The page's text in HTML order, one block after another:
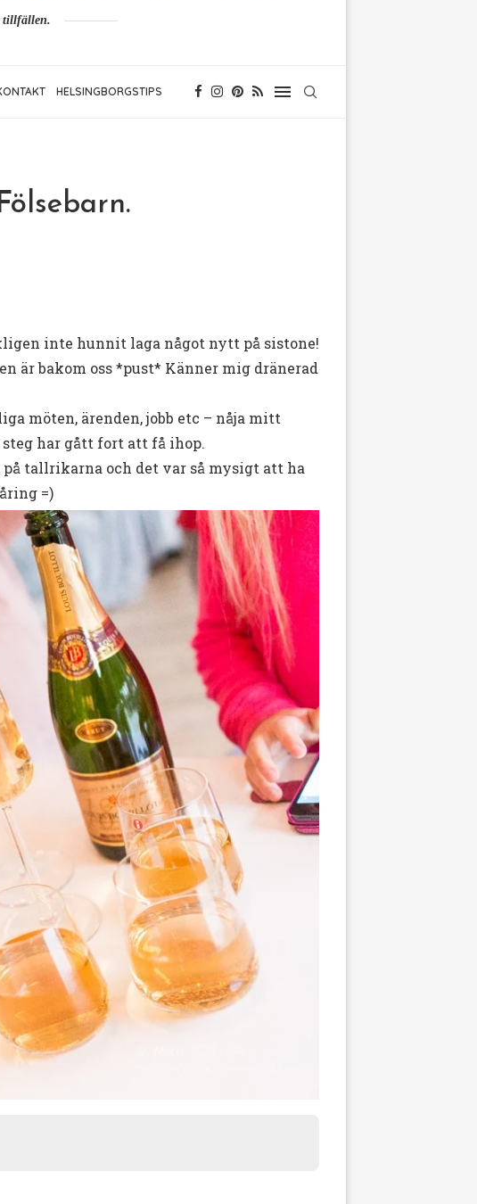
tillfällen.
HELSINGBORGSTIPS
inte hunnit laga något nytt på sistone!
är bakom oss *pust* Känner mig dränerad
möten, ärenden, jobb etc – nåja mitt
steg har gått fort att få ihop.
tallrikarna och det var så mysigt att ha
=)